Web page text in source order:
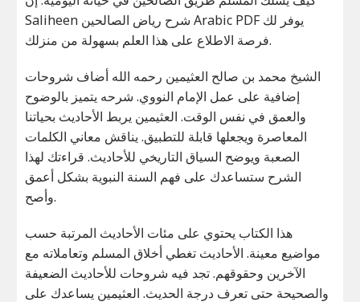
Saliheen شرح رياض الصالحين Arabic PDF يوفر لك
فرصة الاطلاع على هذا العلم بسهولة من منزلك.
الشيخ محمد بن صالح العثيمين رحمه الله أضاف شروحات
إضافية على عمل الإمام النووي. شرحه يتميز بالوضوح
والعمق في نفس الوقت. العثيمين يربط الأحاديث بحياتنا
المعاصرة ويجعلها قابلة للتطبيق. يناقش معاني الكلمات
الصعبة ويوضح السياق التاريخي للأحاديث. قراءتك لهذا
الشرح ستساعدك على فهم السنة النبوية بشكل أعمق
وأصح.
هذا الكتاب يحتوي على مئات الأحاديث المرتبة حسب
مواضيع معينة. الأحاديث تغطي أخلاق المسلم وتعاملاته مع
الآخرين وحقوقهم. تجد فيه شروحات للأحاديث الضعيفة
والصحيحة حتى تعرف درجة الحديث. العثيمين يساعدك على